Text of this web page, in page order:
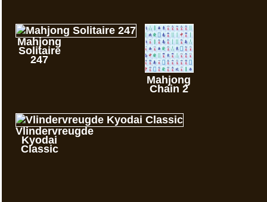
Mahjong
Solitaire
247
Mahjong
Chain 2
Vlindervreugde
Kyodai
Classic